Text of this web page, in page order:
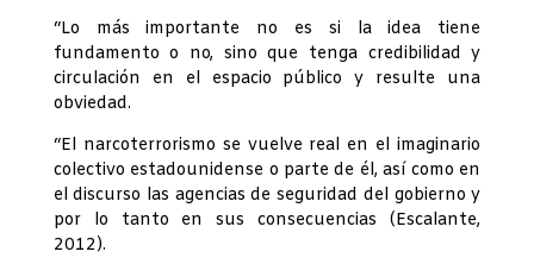
“Lo más importante no es si la idea tiene
fundamento o no, sino que tenga credibilidad y
circulación en el espacio público y resulte una
obviedad.
“El narcoterrorismo se vuelve real en el imaginario
colectivo estadounidense o parte de él, así como en
el discurso las agencias de seguridad del gobierno y
por lo tanto en sus consecuencias (Escalante,
2012).